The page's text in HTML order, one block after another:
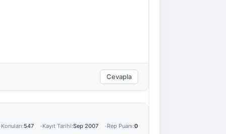
Cevapla
Konuları:547 Kayıt Tarihi:Sep 2007 Rep Puanı:0